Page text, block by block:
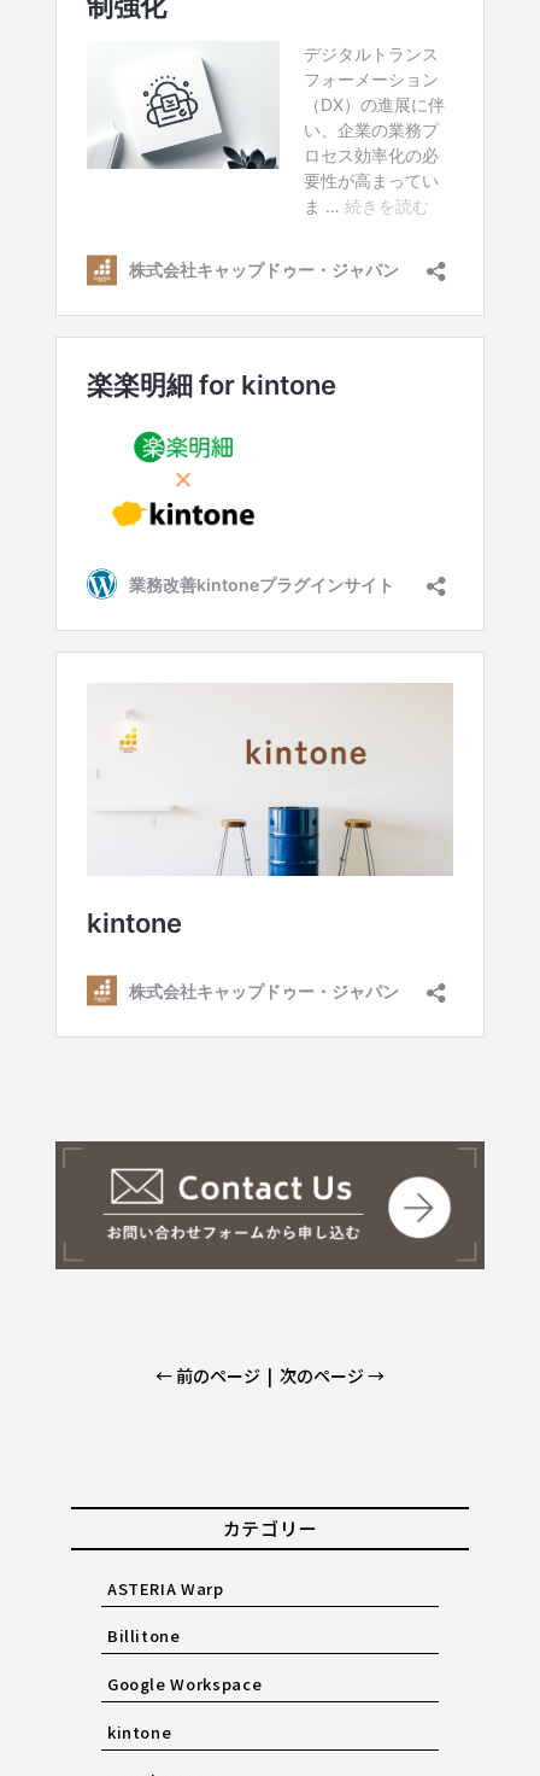
← 前のページ | 次のページ →
カテゴリー
ASTERIA Warp
Billitone
Google Workspace
kintone